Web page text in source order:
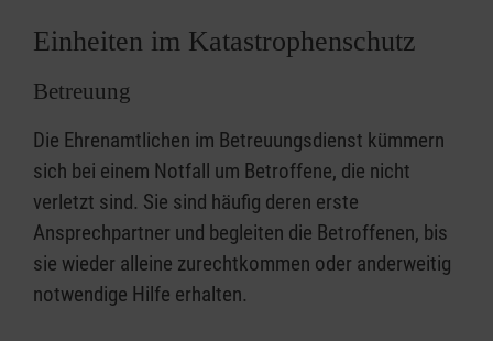
Einheiten im Katastrophenschutz
Betreuung
Die Ehrenamtlichen im Betreuungsdienst kümmern
sich bei einem Notfall um Betroffene, die nicht
verletzt sind. Sie sind häufig deren erste
Ansprechpartner und begleiten die Betroffenen, bis
sie wieder alleine zurechtkommen oder anderweitig
notwendige Hilfe erhalten.